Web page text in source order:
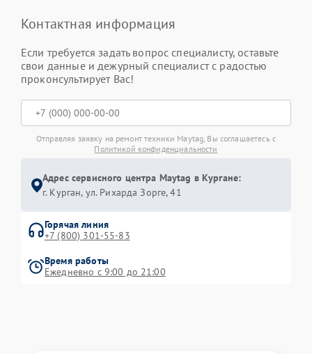
Контактная информация
Если требуется задать вопрос специалисту, оставьте
свои данные и дежурный специалист с радостью
проконсультирует Вас!
Отправляя заявку на ремонт техники Maytag, Вы соглашаетесь с
Политикой конфиденциальности
Адрес сервисного центра Maytag в Кургане:
г. Курган, ул. Рихарда Зорге, 41
Горячая линия
+7 (800) 301-55-83
Время работы
Ежедневно с 9:00 до 21:00